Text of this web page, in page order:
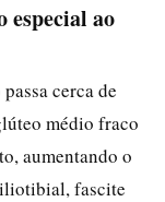
especial ao
cerca de
médio fraco
aumentando o
fascite